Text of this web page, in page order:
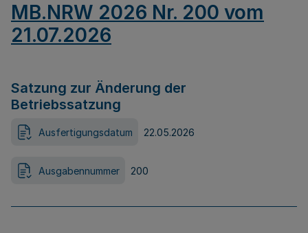
MB.NRW 2026 Nr. 200 vom
21.07.2026
Satzung zur Änderung der
Betriebssatzung
Ausfertigungsdatum 22.05.2026
Ausgabennummer 200